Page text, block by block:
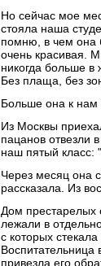
Но сейчас мое
стояла наша
помню, в чем она
очень красивая.
никогда больше
Без плаща, без
Больше она к нам
Из Москвы
пацанов отвезли
наш пятый класс:
Через месяц она
рассказала. Из
Дом престарелых
лежали в
с которых
Воспитательница
привезла его